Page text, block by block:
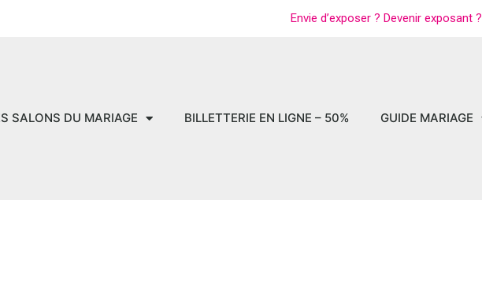
Envie d’exposer ? Devenir exposant ?
SALONS DU MARIAGE BILLETTERIE EN LIGNE – 50% GUIDE MARIAGE